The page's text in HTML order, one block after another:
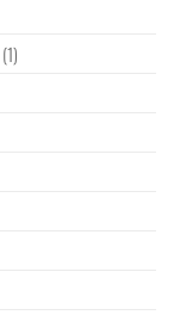
(1)